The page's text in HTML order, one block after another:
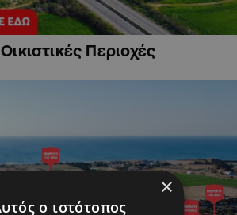
Περιοχές
×
ο ιστότοπος